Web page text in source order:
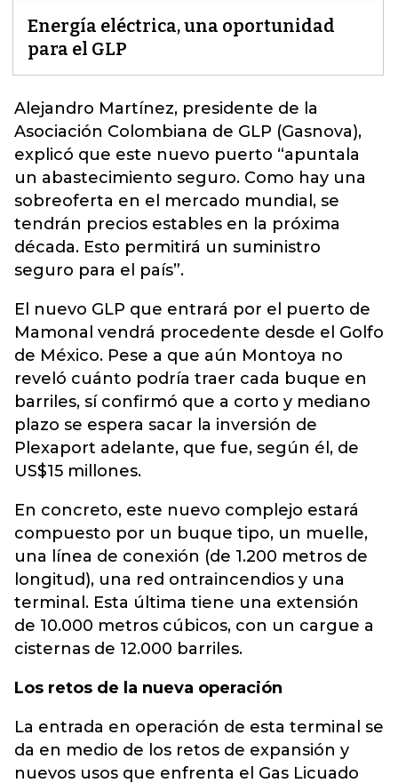
Energía eléctrica, una oportunidad
para el GLP
Alejandro Martínez, presidente de la
Asociación Colombiana de GLP (Gasnova),
explicó que este nuevo puerto “apuntala
un abastecimiento seguro. Como hay una
sobreoferta en el mercado mundial, se
tendrán precios estables en la próxima
década. Esto permitirá un suministro
seguro para el país”.
El nuevo GLP que entrará por el puerto de
Mamonal vendrá procedente desde el Golfo
de México. Pese a que aún Montoya no
reveló cuánto podría traer cada buque en
barriles, sí confirmó que a corto y mediano
plazo se espera sacar la inversión de
Plexaport adelante, que fue, según él, de
US$15 millones.
En concreto, este nuevo complejo estará
compuesto por un buque tipo, un muelle,
una línea de conexión (de 1.200 metros de
longitud), una red ontraincendios y una
terminal. Esta última tiene una extensión
de 10.000 metros cúbicos, con un cargue a
cisternas de 12.000 barriles.
Los retos de la nueva operación
La entrada en operación de esta terminal se
da en medio de los retos de expansión y
nuevos usos que enfrenta el Gas Licuado